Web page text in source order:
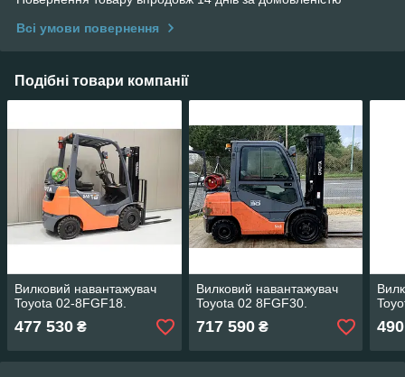
Всі умови повернення
Подібні товари компанії
Вилковий навантажувач
Toyota 02-8FGF18.
477 530 ₴
Вилковий навантажувач
Toyota 02 8FGF30.
717 590₴